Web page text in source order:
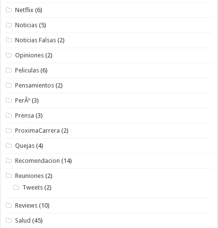
Netflix (6)
Noticias (5)
Noticias Falsas (2)
Opiniones (2)
Peliculas (6)
Pensamientos (2)
PerÃº (3)
Prensa (3)
ProximaCarrera (2)
Quejas (4)
Recomendacion (14)
Reuniones (2)
Tweets (2)
Reviews (10)
Salud (45)